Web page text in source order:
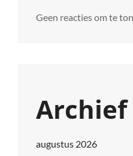
Geen reacties om te
Archief
augustus 2026